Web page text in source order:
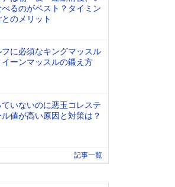
るのがベスト？タイミン
とのメリット
フに必須なキングマッスル
イーンマッスルの鍛え方
ていないのに悪玉コレステ
ル値が高い原因と対策は？
記事一覧